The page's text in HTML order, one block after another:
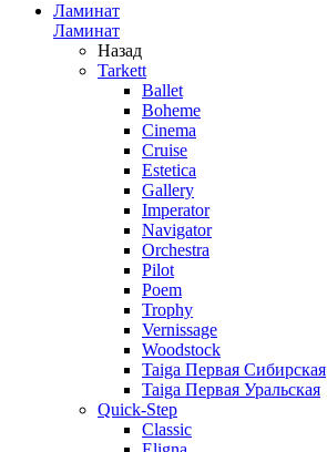
Ламинат
Ламинат
Назад
Tarkett
Ballet
Boheme
Cinema
Cruise
Estetica
Gallery
Imperator
Navigator
Orchestra
Pilot
Poem
Trophy
Vernissage
Woodstock
Taiga Первая Сибирская
Taiga Первая Уральская
Quick-Step
Classic